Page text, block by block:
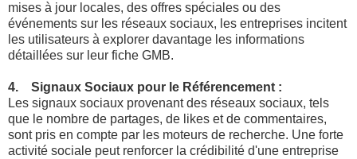
mises à jour locales, des offres spéciales ou des
événements sur les réseaux sociaux, les entreprises incitent
les utilisateurs à explorer davantage les informations
détaillées sur leur fiche GMB.
4. Signaux Sociaux pour le Référencement :
Les signaux sociaux provenant des réseaux sociaux, tels
que le nombre de partages, de likes et de commentaires,
sont pris en compte par les moteurs de recherche. Une forte
activité sociale peut renforcer la crédibilité d'une entreprise